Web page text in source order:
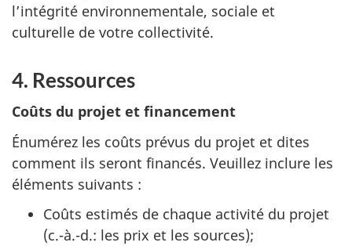
l’intégrité environnementale, sociale et
culturelle de votre collectivité.
4. Ressources
Coûts du projet et financement
Énumérez les coûts prévus du projet et dites
comment ils seront financés. Veuillez inclure les
éléments suivants :
Coûts estimés de chaque activité du projet
(c.-à.-d.: les prix et les sources);